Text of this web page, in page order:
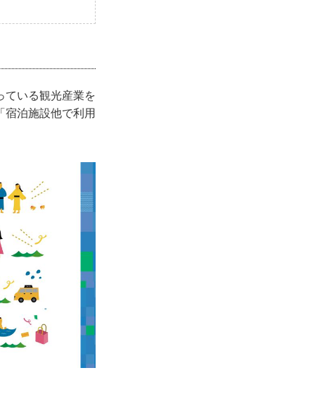
ている観光産業を
泊施設他で利用